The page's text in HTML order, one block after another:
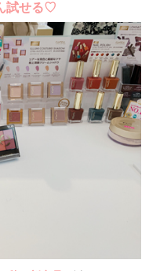
試せる♡